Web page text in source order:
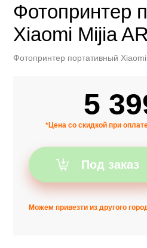
Фотопринтер
Xiaomi Mijia
Фотопринтер портативный
5
*Цена со скидкой при
Под заказ
Можем привезти из другого